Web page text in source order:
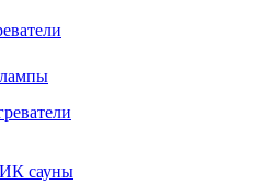
ИК сауны